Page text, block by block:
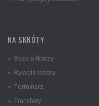
NA SKRÓTY
» Baza piłkarzy
» Rywale Interu
» Terminarz
» Transfery